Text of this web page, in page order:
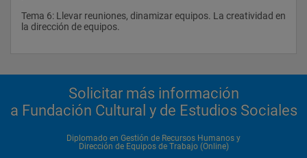
Tema 6: Llevar reuniones, dinamizar equipos. La creatividad en
la dirección de equipos.
Solicitar más información
a Fundación Cultural y de Estudios Sociales
Diplomado en Gestión de Recursos Humanos y
Dirección de Equipos de Trabajo (Online)